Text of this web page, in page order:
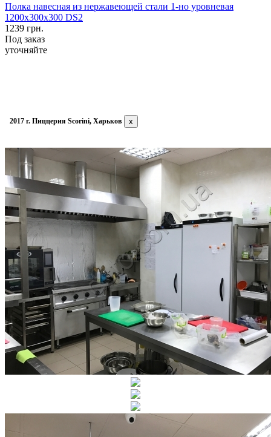
Полка навесная из нержавеющей стали 1-но уровневая
1200х300х300 DS2
1239 грн.
Под заказ
уточняйте
2017 г. Пиццерия Scorini, Харьков